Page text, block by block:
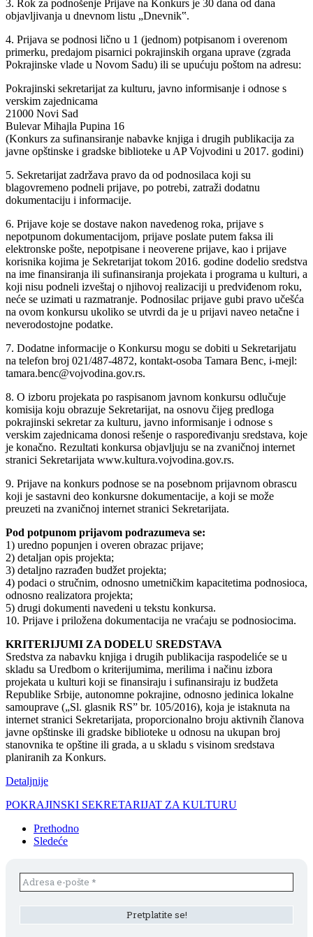
3. Rok za podnošenje Prijave na Konkurs je 30 dana od dana
objavljivanja u dnevnom listu „Dnevnik‟.
4. Prijava se podnosi lično u 1 (jednom) potpisanom i overenom
primerku, predajom pisarnici pokrajinskih organa uprave (zgrada
Pokrajinske vlade u Novom Sadu) ili se upućuju poštom na adresu:
Pokrajinski sekretarijat za kulturu, javno informisanje i odnose s
verskim zajednicama
21000 Novi Sad
Bulevar Mihajla Pupina 16
(Konkurs za sufinansiranje nabavke knjiga i drugih publikacija za
javne opštinske i gradske biblioteke u AP Vojvodini u 2017. godini)
5. Sekretarijat zadržava pravo da od podnosilaca koji su
blagovremeno podneli prijave, po potrebi, zatraži dodatnu
dokumentaciju i informacije.
6. Prijave koje se dostave nakon navedenog roka, prijave s
nepotpunom dokumentacijom, prijave poslate putem faksa ili
elektronske pošte, nepotpisane i neoverene prijave, kao i prijave
korisnika kojima je Sekretarijat tokom 2016. godine dodelio sredstva
na ime finansiranja ili sufinansiranja projekata i programa u kulturi, a
koji nisu podneli izveštaj o njihovoj realizaciji u predviđenom roku,
neće se uzimati u razmatranje. Podnosilac prijave gubi pravo učešća
na ovom konkursu ukoliko se utvrdi da je u prijavi naveo netačne i
neverodostojne podatke.
7. Dodatne informacije o Konkursu mogu se dobiti u Sekretarijatu
na telefon broj 021/487-4872, kontakt-osoba Tamara Benc, i-mejl:
tamara.benc@vojvodina.gov.rs.
8. O izboru projekata po raspisanom javnom konkursu odlučuje
komisija koju obrazuje Sekretarijat, na osnovu čijeg predloga
pokrajinski sekretar za kulturu, javno informisanje i odnose s
verskim zajednicama donosi rešenje o raspoređivanju sredstava, koje
je konačno. Rezultati konkursa objavljuju se na zvaničnoj internet
stranici Sekretarijata www.kultura.vojvodina.gov.rs.
9. Prijave na konkurs podnose se na posebnom prijavnom obrascu
koji je sastavni deo konkursne dokumentacije, a koji se može
preuzeti na zvaničnoj internet stranici Sekretarijata.
Pod potpunom prijavom podrazumeva se:
1) uredno popunjen i overen obrazac prijave;
2) detaljan opis projekta;
3) detaljno razrađen budžet projekta;
4) podaci o stručnim, odnosno umetničkim kapacitetima podnosioca,
odnosno realizatora projekta;
5) drugi dokumenti navedeni u tekstu konkursa.
10. Prijave i priložena dokumentacija ne vraćaju se podnosiocima.
KRITERIJUMI ZA DODELU SREDSTAVA
Sredstva za nabavku knjiga i drugih publikacija raspodeliće se u
skladu sa Uredbom o kriterijumima, merilima i načinu izbora
projekata u kulturi koji se finansiraju i sufinansiraju iz budžeta
Republike Srbije, autonomne pokrajine, odnosno jedinica lokalne
samouprave („Sl. glasnik RS” br. 105/2016), koja je istaknuta na
internet stranici Sekretarijata, proporcionalno broju aktivnih članova
javne opštinske ili gradske biblioteke u odnosu na ukupan broj
stanovnika te opštine ili grada, a u skladu s visinom sredstava
planiranih za Konkurs.
Detaljnije
POKRAJINSKI SEKRETARIJAT ZA KULTURU
Prethodno
Sledeće